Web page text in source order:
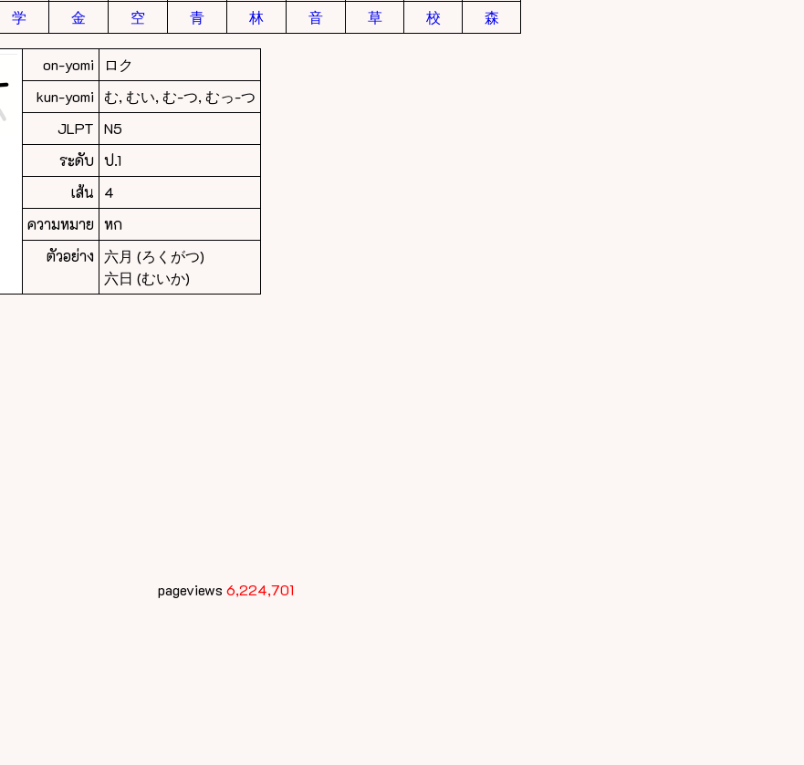
学 金 空 青 林 音 草 校 森
on-yomi
ロク
kun-yomi む, むい, む-つ, むっ-つ
JLPT N5
ระดับ ป.1
เส้น
4
ความหมาย หก
ตัวอย่าง 六月 (ろくがつ)
六日 (むいか)
pageviews 6,224,701